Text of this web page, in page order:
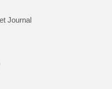
Journal